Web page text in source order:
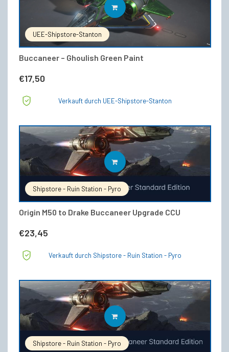
UEE-Shipstore-Stanton
Buccaneer – Ghoulish Green Paint
€17,50
IN DEN WARENKORB
Verkauft durch UEE-Shipstore-Stanton
Shipstore - Ruin Station - Pyro
Origin M50 to Drake Buccaneer Upgrade CCU
€23,45
IN DEN WARENKORB
Verkauft durch Shipstore - Ruin Station - Pyro
Shipstore - Ruin Station - Pyro
IN DEN WARENKORB